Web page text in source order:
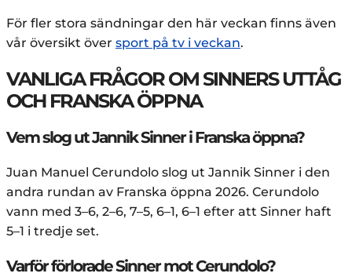
För fler stora sändningar den här veckan finns även
vår översikt över sport på tv i veckan.
VANLIGA FRÅGOR OM SINNERS UTTÅG
OCH FRANSKA ÖPPNA
Vem slog ut Jannik Sinner i Franska öppna?
Juan Manuel Cerundolo slog ut Jannik Sinner i den
andra rundan av Franska öppna 2026. Cerundolo
vann med 3–6, 2–6, 7–5, 6–1, 6–1 efter att Sinner haft
5–1 i tredje set.
Varför förlorade Sinner mot Cerundolo?